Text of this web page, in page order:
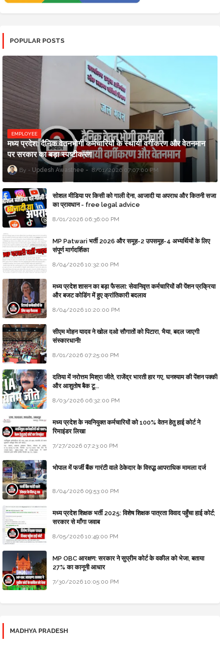
POPULAR POSTS
EMPLOYEE
मध्य प्रदेश: दैनिक वेतनभोगी कर्मचारियों के स्थायी वर्गीकरण और वेतनमान
पर सरकार का बड़ा स्पष्टीकरण
Updesh Awasthee 8/01/2026 07:07:00 PM
सोशल मीडिया पर किसी को गाली देना, आजादी या अपराध और कितनी सजा
का प्रावधान - free legal advice
8/01/2026 06:36:00 PM
MP Patwari भर्ती 2026 और समूह-2 उपसमूह-4 अभ्यर्थियों के लिए
संपूर्ण मार्गदर्शिका
8/04/2026 10:32:00 PM
मध्य प्रदेश शासन का बड़ा फैसला: सेवानिवृत्त कर्मचारियों की पेंशन प्रक्रिया
और बजट कोडिंग में हुए क्रांतिकारी बदलाव
8/04/2026 10:20:00 PM
सीएम मोहन यादव ने खोल दओ सौगातों को पिटारा, भैया, बदल जाएगी
संस्कारधानी!
8/01/2026 07:25:00 PM
दतिया में नरोत्तम मिश्रा जीते, राजेंद्र भारती हार गए, घनश्याम की पेंशन पक्की
और आशुतोष बैक टू...
8/03/2026 06:32:00 PM
मध्य प्रदेश के नवनियुक्त कर्मचारियों को 100% वेतन हेतु हाई कोर्ट ने
रिमाइंडर लिखा
7/27/2026 07:23:00 PM
भोपाल में फर्जी बैंक गारंटी वाले ठेकेदार के विरुद्ध आपराधिक मामला दर्ज
8/04/2026 09:53:00 PM
मध्य प्रदेश शिक्षक भर्ती 2025: विशेष शिक्षक पात्रता विवाद पहुँचा हाई कोर्ट;
सरकार से माँगा जवाब
8/05/2026 10:49:00 PM
MP OBC आरक्षण: सरकार ने सुप्रीम कोर्ट के वकील को भेजा, बताया
27% का कानूनी आधार
7/30/2026 10:05:00 PM
MADHYA PRADESH